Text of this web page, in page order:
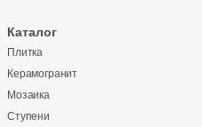
Каталог
Плитка
Керамогранит
Мозаика
Ступени